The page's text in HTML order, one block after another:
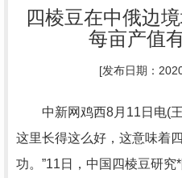
四棱豆在中俄边
每亩产值
[发布日期：
中新网鸡西8月11日电(王
这里长得这么好，这意味着
功。”11日，中国四棱豆研